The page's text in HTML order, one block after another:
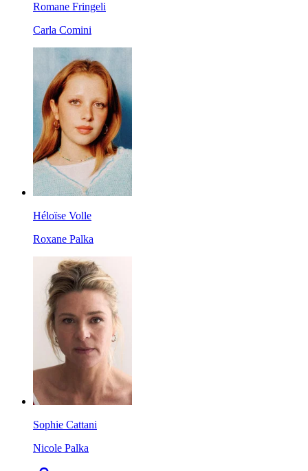
Romane Fringeli
Carla Comini
Héloïse Volle
Roxane Palka
Sophie Cattani
Nicole Palka